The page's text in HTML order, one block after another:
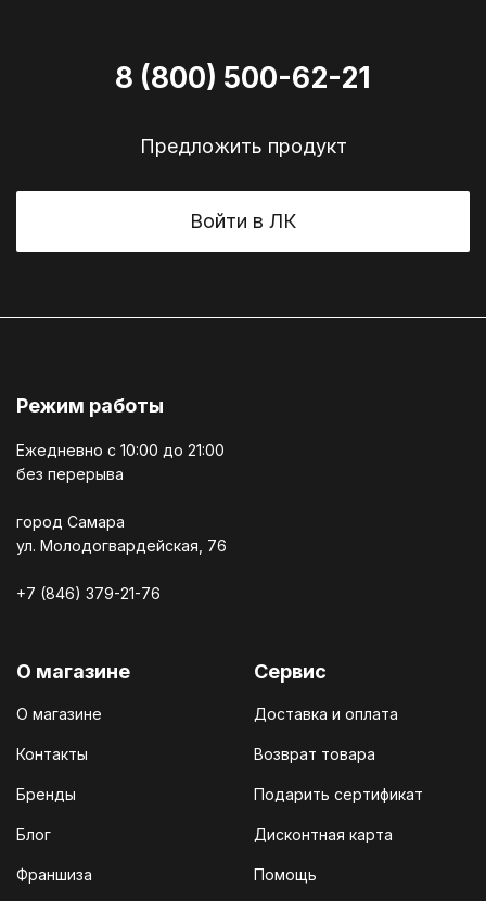
8 (800) 500-62-21
Предложить продукт
Войти в ЛК
Режим работы
Ежедневно c 10:00 до 21:00
без перерыва
город Самара
ул. Молодогвардейская, 76
+7 (846) 379-21-76
О магазине
О магазине
Контакты
Бренды
Блог
Франшиза
Сервис
Доставка и оплата
Возврат товара
Подарить сертификат
Дисконтная карта
Помощь